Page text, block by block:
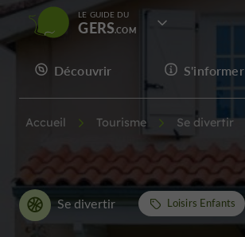
LE GUIDE DU
GERS
Découvrir S'informer
Accueil Tourisme Se divertir
Se divertir Loisirs Enfants